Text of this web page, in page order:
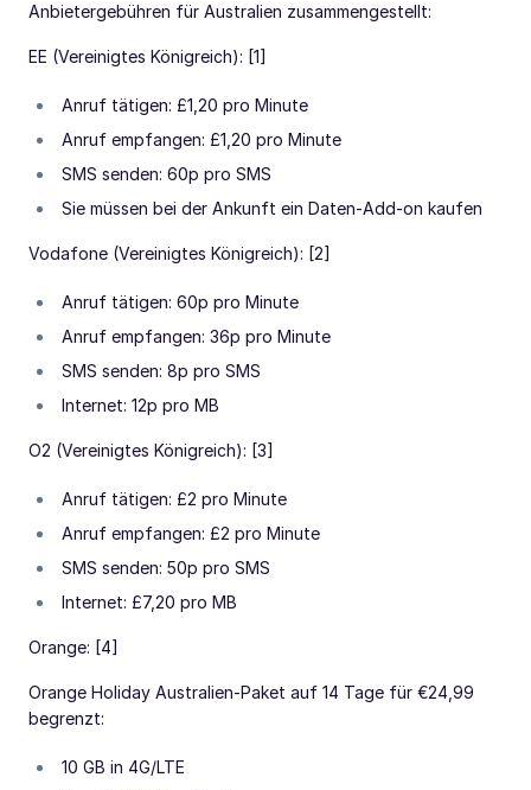
Anbietergebühren für Australien zusammengestellt:
EE (Vereinigtes Königreich): [1]
Anruf tätigen: £1,20 pro Minute
Anruf empfangen: £1,20 pro Minute
SMS senden: 60p pro SMS
Sie müssen bei der Ankunft ein Daten-Add-on kaufen
Vodafone (Vereinigtes Königreich): [2]
Anruf tätigen: 60p pro Minute
Anruf empfangen: 36p pro Minute
SMS senden: 8p pro SMS
Internet: 12p pro MB
O2 (Vereinigtes Königreich): [3]
Anruf tätigen: £2 pro Minute
Anruf empfangen: £2 pro Minute
SMS senden: 50p pro SMS
Internet: £7,20 pro MB
Orange: [4]
Orange Holiday Australien-Paket auf 14 Tage für €24,99
begrenzt:
10 GB in 4G/LTE